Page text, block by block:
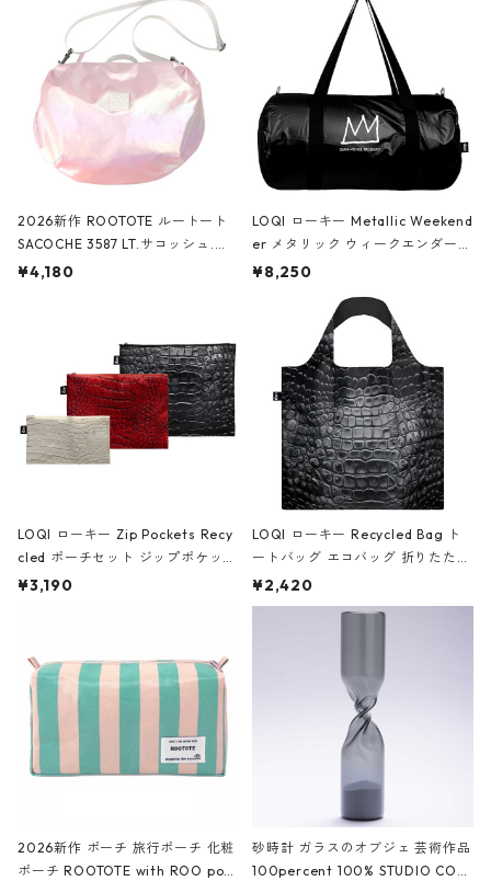
2026新作 ROOTOTE ルートート
SACOCHE 3587 LT.サコッシュ.ル
ミエ-B ショルダーバッグ グロスピ
¥4,180
LOQI ローキー Metallic Weekend
er メタリック ウィークエンダー
ボストンバッグ ショルダーバッグ
Black ジャン=ミッシェル・バスキ
ア/クラウン ブラック
¥8,250
LOQI ローキー Zip Pockets Recy
cled ポーチセット ジップポケット
ファスナーポーチ 撥水加工 トラベ
ーガンディー、オフホワイト
¥3,190
LOQI ローキー Recycled Bag ト
ートバッグ エコバッグ 折りたたみ
大きめ 撥水加工 収納ポーチ CRO
CODILE/Black クロコダイル/ブラ
¥2,420
2026新作 ポーチ 旅行ポーチ 化粧
ポーチ ROOTOTE with ROO pou
砂時計 ガラスのオブジェ 芸術作品
100percent 100% STUDIO COH